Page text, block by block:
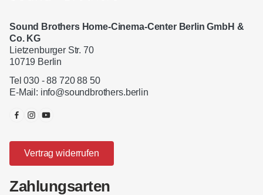
Sound Brothers Home-Cinema-Center Berlin GmbH &
Co. KG
Lietzenburger Str. 70
10719 Berlin
Tel 030 - 88 720 88 50
E-Mail: info@soundbrothers.berlin
Vertrag widerrufen
Zahlungsarten